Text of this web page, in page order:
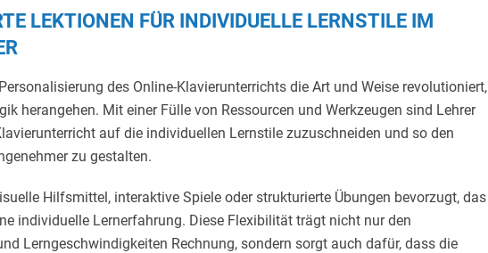
LEKTIONEN FÜR INDIVIDUELLE LERNSTILE IM D
des Online-Klavierunterrichts die Art und Weise revolutioniert,
herangehen. Mit einer Fülle von Ressourcen und Werkzeugen sind Lehrer
auf die individuellen Lernstile zuzuschneiden und so den
zu gestalten.
Hilfsmittel, interaktive Spiele oder strukturierte Übungen bevorzugt, das
individuelle Lernerfahrung. Diese Flexibilität trägt nicht nur den
Lerngeschwindigkeiten Rechnung, sondern sorgt auch dafür, dass die